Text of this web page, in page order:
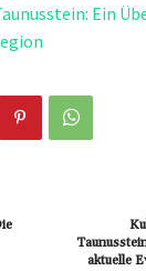
Ein
aktuelle